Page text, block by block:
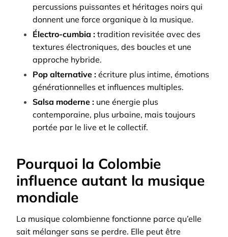
percussions puissantes et héritages noirs qui
donnent une force organique à la musique.
Électro-cumbia : tradition revisitée avec des
textures électroniques, des boucles et une
approche hybride.
Pop alternative : écriture plus intime, émotions
générationnelles et influences multiples.
Salsa moderne : une énergie plus
contemporaine, plus urbaine, mais toujours
portée par le live et le collectif.
Pourquoi la Colombie
influence autant la musique
mondiale
La musique colombienne fonctionne parce qu’elle
sait mélanger sans se perdre. Elle peut être